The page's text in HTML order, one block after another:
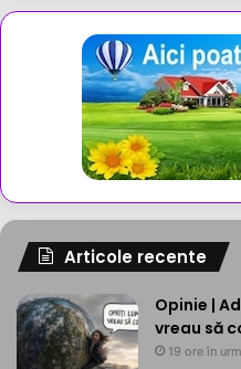
Articole recente
Opinie |
vreau să
19 ore în